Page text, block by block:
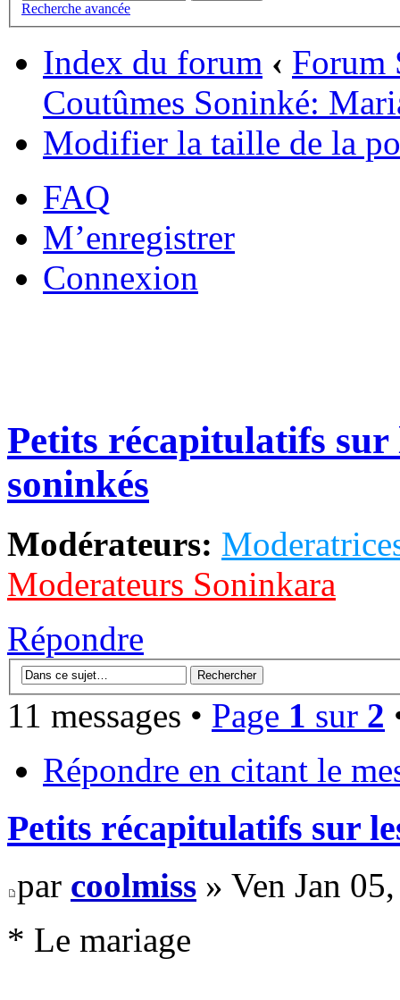
Recherche avancée
Index du forum ‹ Forum
Coutûmes Soninké:
Modifier la taille de la
FAQ
M’enregistrer
Connexion
Petits récapitulatifs sur
soninkés
Modérateurs:
Moderateurs Soninkara
Répondre
11 messages • Page 1 sur 2
Répondre en citant le
Petits récapitulatifs sur
par coolmiss » Ven Jan
* Le mariage